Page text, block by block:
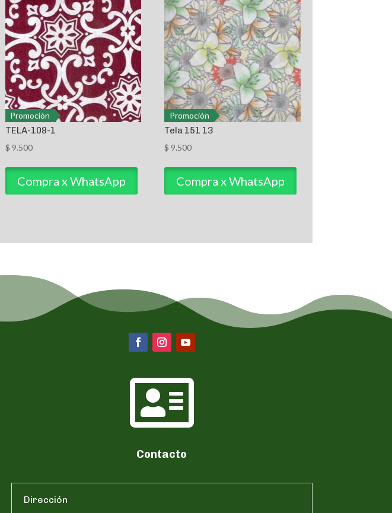
Promoción
TELA-108-1
$ 9.500
Compra x WhatsApp
Promoción
Tela 151 13
$ 9.500
Compra x WhatsApp

Contacto
Dirección